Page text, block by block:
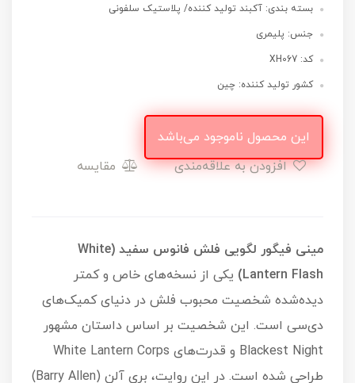
بسته بندی: آکبند تولید کننده/ پلاستیک سلفونی
جنس: پلیمری
کد: XH067
کشور تولید کننده: چین
این محصول ناموجود می‌باشد
افزودن به علاقه‌مندی
مقایسه
مینی فیگور لگویی فلش فانوس سفید (White
Lantern Flash) یکی از نسخه‌های خاص و کمتر
دیده‌شده شخصیت محبوب فلش در دنیای کمیک‌های
دی‌سی است. این شخصیت بر اساس داستان مشهور
Blackest Night و قدرت‌های White Lantern Corps
طراحی شده است. در این روایت، بری آلن (Barry Allen)